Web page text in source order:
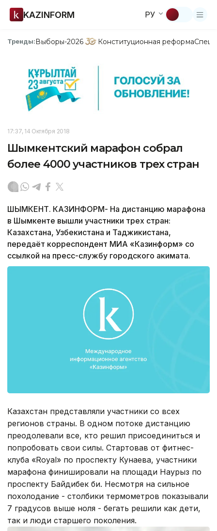
KAZINFORM РУ
Тренды:Выборы-2026 Конституционная реформа
17:37, 14 Октября 2018
Шымкентский марафон собрал
более 4000 участников трех стран
ШЫМКЕНТ. КАЗИНФОРМ- На дистанцию марафона
в Шымкенте вышли участники трех стран:
Казахстана, Узбекистана и Таджикистана,
передаёт корреспондент МИА «Казинформ» со
ссылкой на пресс-службу городского акимата.
Казахстан представляли участники со всех
регионов страны. В одном потоке дистанцию
преодолевали все, кто решил присоединиться и
попробовать свои силы. Стартовав от фитнес-
клуба «Royal» по проспекту Кунаева, участники
марафона финишировали на площади Наурыз по
проспекту Байдибек би. Несмотря на сильное
похолодание - столбики термометров показывали
7 градусов выше ноля - бегать решили как дети,
так и люди старшего поколения.